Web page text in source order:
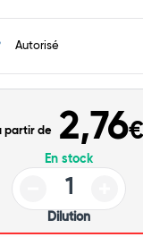
Autorisé
partir de 2,76€
En stock
Dilution